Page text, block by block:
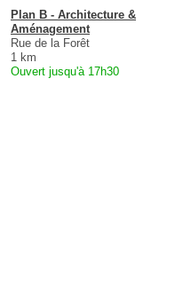
Plan B - Architecture &
Aménagement
Rue de la Forêt
1 km
Ouvert jusqu'à 17h30